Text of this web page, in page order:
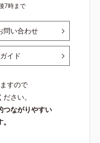
7時まで
問い合わせ
イド
すので
さい。
つながりやすい